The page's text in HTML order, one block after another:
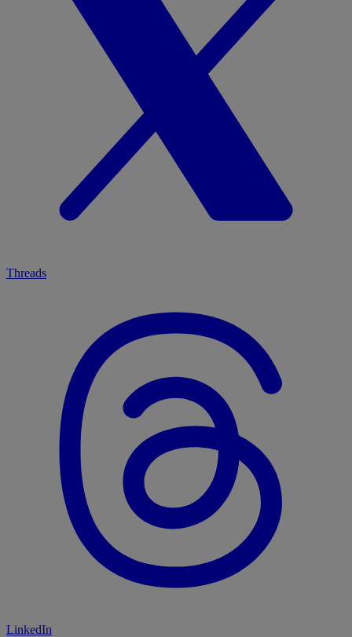
Threads
LinkedIn